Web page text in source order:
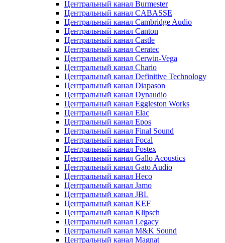
Центральный канал Burmester
Центральный канал CABASSE
Центральный канал Cambridge Audio
Центральный канал Canton
Центральный канал Castle
Центральный канал Ceratec
Центральный канал Cerwin-Vega
Центральный канал Chario
Центральный канал Definitive Technology
Центральный канал Diapason
Центральный канал Dynaudio
Центральный канал Eggleston Works
Центральный канал Elac
Центральный канал Epos
Центральный канал Final Sound
Центральный канал Focal
Центральный канал Fostex
Центральный канал Gallo Acoustics
Центральный канал Gato Audio
Центральный канал Heco
Центральный канал Jamo
Центральный канал JBL
Центральный канал KEF
Центральный канал Klipsch
Центральный канал Legacy
Центральный канал M&K Sound
Центральный канал Magnat